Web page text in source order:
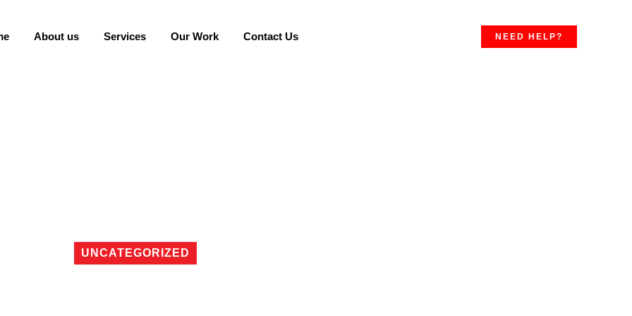
About us Services Our Work Contact Us NEED HELP?
UNCATEGORIZED